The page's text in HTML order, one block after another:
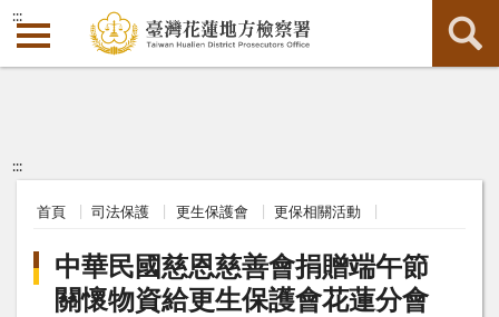
:::
:::
首頁 司法保護 更生保護會 更保相關活動
中華民國慈恩慈善會捐贈端午節
關懷物資給更生保護會花蓮分會